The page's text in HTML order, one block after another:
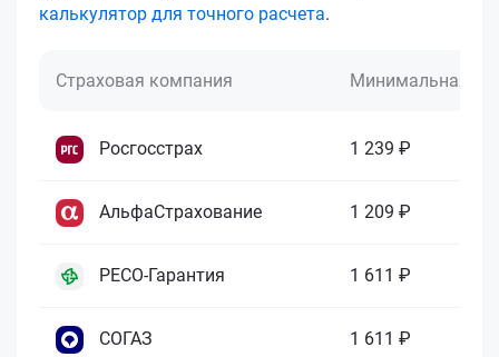
калькулятор для точного расчета.
Страховая компания Минимальная
Росгосстрах 1 239 ₽
АльфаСтрахование 1 209 ₽
РЕСО-Гарантия 1 611 ₽
СОГАЗ 1 611 ₽